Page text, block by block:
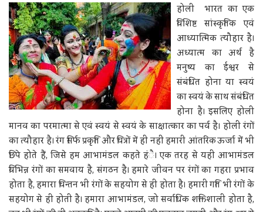
होली भारत का एक
विशिष्ट सांस्कृतिक एवं
आध्यात्मिक त्यौहार है।
अध्यात्म का अर्थ है
मनुष्य का ईश्वर से
संबंधित होना या स्वयं
का स्वयं के साथ संबंधित
होना है। इसलिए होली
मानव का परमात्मा से एवं स्वयं से स्वयं के साक्षात्कार का पर्व है। होली रंगों
का त्यौहार है। रंग सिर्फ प्रकृति और चित्रों में ही नहीं हमारी आंतरिक ऊर्जा में भी
छिपे होते हैं, जिसे हम आभामंडल कहते हंै। एक तरह से यही आभामंडल
विभिन्न रंगों का समवाय है, संगठन है। हमारे जीवन पर रंगों का गहरा प्रभाव
होता है, हमारा चिन्तन भी रंगों के सहयोग से ही होता है। हमारी गति भी रंगों के
सहयोग से ही होती है। हमारा आभामंडल, जो सर्वाधिक शक्तिशाली होता है,